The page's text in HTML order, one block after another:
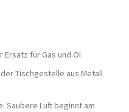
für Gas und Öl
Tischgestelle aus Metall
Saubere Luft beginnt am